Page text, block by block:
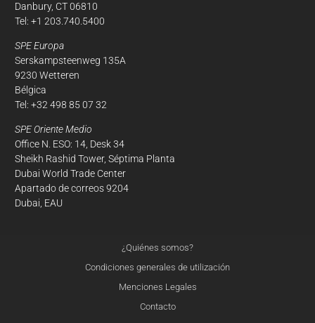
Danbury, CT 06810
Tel: +1 203.740.5400
SPE Europa
Serskampsteenweg 135A
9230 Wetteren
Bélgica
Tel: +32 498 85 07 32
SPE Oriente Medio
Office N. ESO: 14, Desk 34
Sheikh Rashid Tower, Séptima Planta
Dubai World Trade Center
Apartado de correos 9204
Dubai, EAU
¿Quiénes somos?
Condiciones generales de utilización
Menciones Legales
Contacto